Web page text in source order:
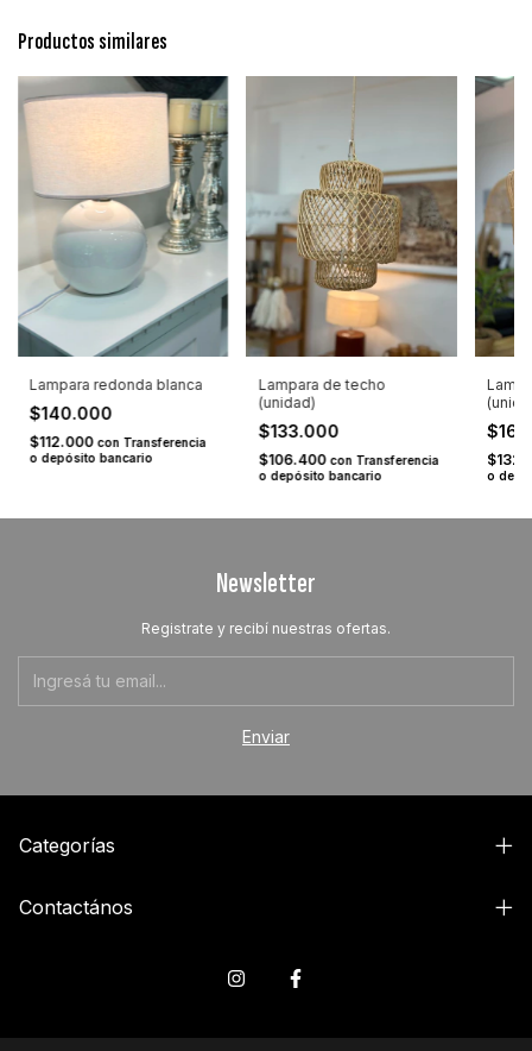
Productos similares
Lampara redonda blanca
$140.000
$112.000 con Transferencia
o depósito bancario
Lampara de techo
(unidad)
$133.000
$106.400 con Transferencia
o depósito bancario
o
Newsletter
Registrate y recibí nuestras ofertas.
Categorías
Contactános